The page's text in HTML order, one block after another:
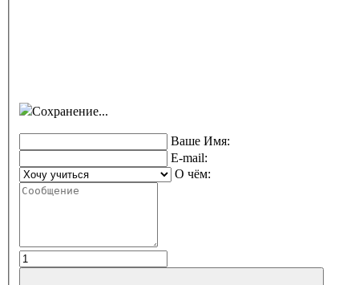
Сохранение...
Ваше Имя:
E-mail:
О чём: